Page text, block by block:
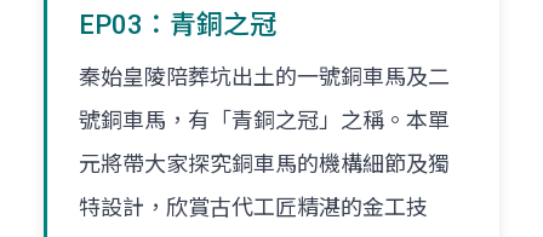
EP03：青銅之冠
秦始皇陵陪葬坑出土的一號銅車馬及二
號銅車馬，有「青銅之冠」之稱。本單
元將帶大家探究銅車馬的機構細節及獨
特設計，欣賞古代工匠精湛的金工技